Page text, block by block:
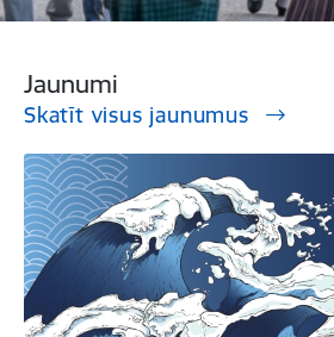
Jaunumi
Skatīt visus jaunumus